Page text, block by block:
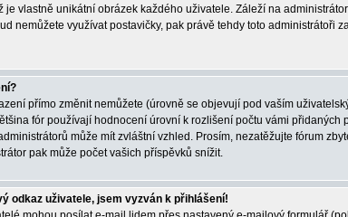
je vlastně unikátní obrázek každého uživatele. Záleží na
nemůžete využívat postavičky, pak právě tehdy toto administrátoři
přímo změnit nemůžete (úrovně se objevují pod vaším
fór používají hodnocení úrovní k rozlišení počtu vámi přidaných
může mít zvláštní vzhled. Prosím, nezatěžujte fórum
pak může počet vašich příspěvků snížit.
odkaz uživatele, jsem vyzván k přihlášení!